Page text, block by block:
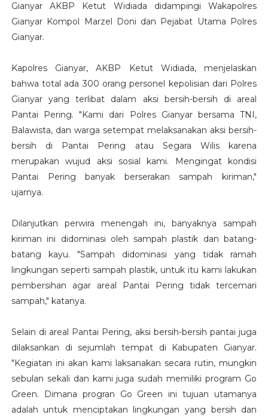
Gianyar AKBP Ketut Widiada didampingi Wakapolres
Gianyar Kompol Marzel Doni dan Pejabat Utama Polres
Gianyar.
Kapolres Gianyar, AKBP Ketut Widiada, menjelaskan
bahwa total ada 300 orang personel kepolisian dari Polres
Gianyar yang terlibat dalam aksi bersih-bersih di areal
Pantai Pering. "Kami dari Polres Gianyar bersama TNI,
Balawista, dan warga setempat melaksanakan aksi bersih-
bersih di Pantai Pering atau Segara Wilis karena
merupakan wujud aksi sosial kami. Mengingat kondisi
Pantai Pering banyak berserakan sampah kiriman,"
ujarnya.
Dilanjutkan perwira menengah ini, banyaknya sampah
kiriman ini didominasi oleh sampah plastik dan batang-
batang kayu. "Sampah didominasi yang tidak ramah
lingkungan seperti sampah plastik, untuk itu kami lakukan
pembersihan agar areal Pantai Pering tidak tercemari
sampah," katanya.
Selain di areal Pantai Pering, aksi bersih-bersih pantai juga
dilaksankan di sejumlah tempat di Kabupaten Gianyar.
"Kegiatan ini akan kami laksanakan secara rutin, mungkin
sebulan sekali dan kami juga sudah memiliki program Go
Green. Dimana progran Go Green ini tujuan utamanya
adalah untuk menciptakan lingkungan yang bersih dan